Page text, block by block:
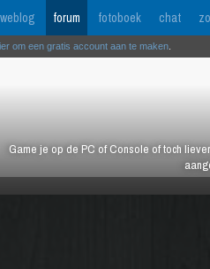
weblog forum fotoboek chat
Game je op de PC of Console of toch
om een gratis account aan te maken